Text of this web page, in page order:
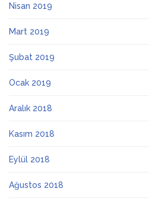
Nisan 2019
Mart 2019
Şubat 2019
Ocak 2019
Aralık 2018
Kasım 2018
Eylül 2018
Ağustos 2018